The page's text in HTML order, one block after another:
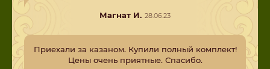
Магнат И. 28.06.23
Приехали за казаном. Купили полный комплект!
Цены очень приятные. Спасибо.